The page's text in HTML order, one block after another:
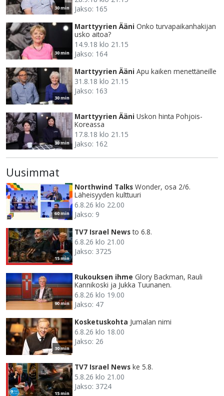
30 min
Jakso: 165
30 min
Marttyyrien Ääni Onko turvapaikanhakijan
usko aitoa?
14.9.18 klo 21.15
Jakso: 164
30 min
Marttyyrien Ääni Apu kaiken menettäneille
31.8.18 klo 21.15
Jakso: 163
30 min
Marttyyrien Ääni Uskon hinta Pohjois-
Koreassa
17.8.18 klo 21.15
Jakso: 162
Uusimmat
60 min
Northwind Talks Wonder, osa 2/6.
Läheisyyden kulttuuri
6.8.26 klo 22.00
Jakso: 9
15 min
TV7 Israel News to 6.8.
6.8.26 klo 21.00
Jakso: 3725
90 min
Rukouksen ihme Glory Backman, Rauli
Kannikoski ja Jukka Tuunanen.
6.8.26 klo 19.00
Jakso: 47
30 min
Kosketuskohta Jumalan nimi
6.8.26 klo 18.00
Jakso: 26
15 min
TV7 Israel News ke 5.8.
5.8.26 klo 21.00
Jakso: 3724